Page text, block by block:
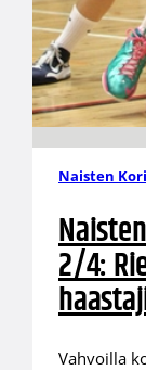
Naisten
2/4:
Vahvoilla